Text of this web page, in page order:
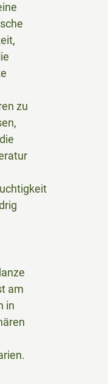
zu
am
in